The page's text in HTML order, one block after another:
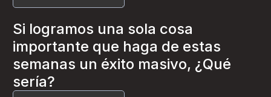
Si logramos una sola cosa
importante que haga de estas
semanas un éxito masivo, ¿Qué
sería?